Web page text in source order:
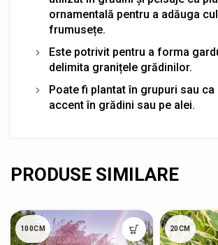
ornamentală pentru a adăuga
frumusețe.
Este potrivit pentru a forma
delimita granițele grădinilor.
Poate fi plantat în grupuri sau ca
accent în grădini sau pe alei.
100CM 20CM